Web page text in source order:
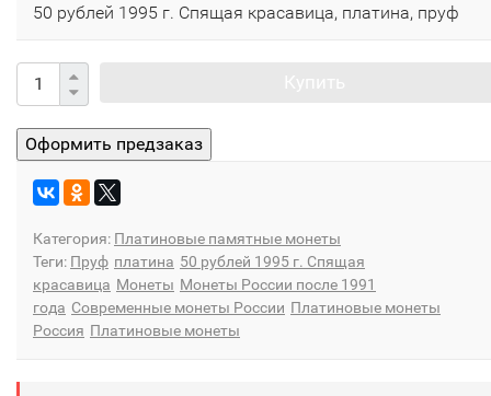
50 рублей 1995 г. Спящая красавица, платина, пруф
Категория: Платиновые памятные монеты
Теги: Пруф платина 50 рублей 1995 г. Спящая
красавица Монеты Монеты России после 1991
года Современные монеты России Платиновые монеты
Россия Платиновые монеты